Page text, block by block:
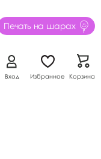
Печать на шарах
Вход Избранное Корзина